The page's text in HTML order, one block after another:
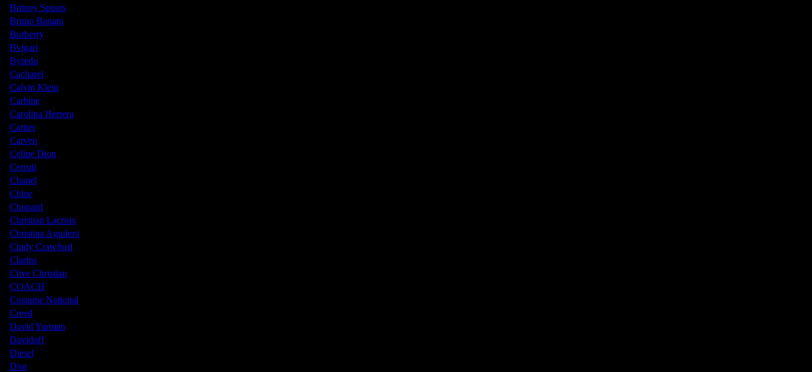
Britney Spears
Bruno Banani
Burberry
Bvlgari
Byredo
Cacharel
Calvin Klein
Carbine
Carolina Herrera
Cartier
Carven
Celine Dion
Cerruti
Chanel
Chloe
Chopard
Christian Lacroix
Christina Aguilera
Cindy Crawford
Clarins
Clive Christian
COACH
Costume National
Creed
David Yurman
Davidoff
Diesel
Dior